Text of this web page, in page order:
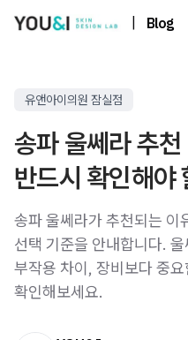
Blog
유앤아이의원 잠실점
송파 울쎄라 추
반드시 확인해야
송파 울쎄라가 추천되는 이
선택 기준을 안내합니다.
부작용 차이, 장비보다 중
확인해보세요.